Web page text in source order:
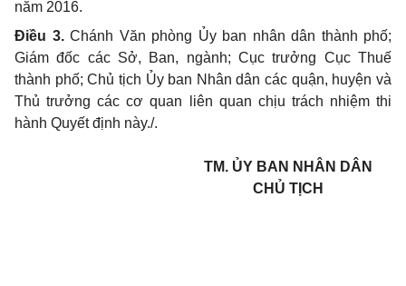
năm 2016.
Điều 3.Chánh Văn phòng Ủy ban nhân dân thành phố;
Giám đốc các Sở, Ban, ngành; Cục trưởng Cục Thuế
thành phố; Chủ tịch Ủy ban Nhân dân các quận, huyện và
Thủ trưởng các cơ quan liên quan chịu trách nhiệm thi
hành Quyết định này./.
TM. ỦY BAN NHÂN DÂN
CHỦ TỊCH